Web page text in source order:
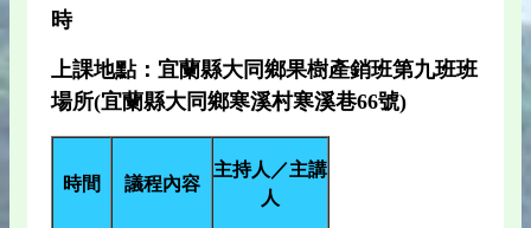
時
上課地點：宜蘭縣大同鄉果樹產銷班第九班班
場所(宜蘭縣大同鄉寒溪村寒溪巷66號)
時間 議程內容
主持人／主講
人